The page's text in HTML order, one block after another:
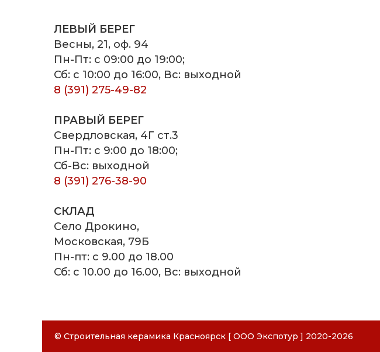
ЛЕВЫЙ БЕРЕГ
Весны, 21, оф. 94
Пн-Пт: с 09:00 до 19:00;
Сб: с 10:00 до 16:00, Вс: выходной
8 (391) 275-49-82
ПРАВЫЙ БЕРЕГ
Свердловская, 4Г ст.3
Пн-Пт: с 9:00 до 18:00;
Сб-Вс: выходной
8 (391) 276-38-90
СКЛАД
Село Дрокино,
Московская, 79Б
Пн-пт: с 9.00 до 18.00
Сб: с 10.00 до 16.00, Вс: выходной
СТРОИТЕЛЬНАЯ КЕРАМИКА
Наименование
Наименование
© Строительная керамика Красноярск [ ООО Экспотур ] 2020-2026